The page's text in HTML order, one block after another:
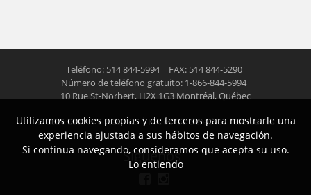
Teléfono: 514 844-5994
FAX: 514 844-5290
Número de teléfono gratuito: 1-866-844-5994
10 Rue St-Norbert, H2X 1G3 Montréal, Québec
© 2026 Las Americas inc. Todos los derechos reservados
Siguenos
Utilizamos cookies propias y de terceros para mostrarle una
experiencia ajustada a sus hábitos de navegación.
Si continua navegando, consideramos que acepta su uso.
Lo entiendo